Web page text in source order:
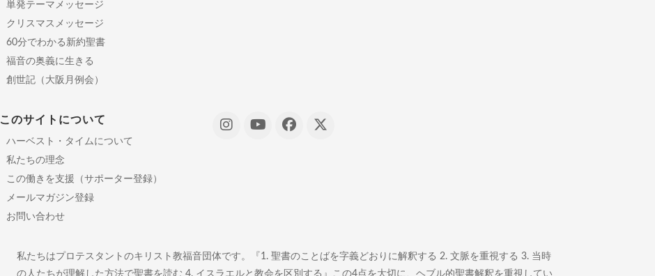
単発テーマメッセージ
クリスマスメッセージ
60分でわかる新約聖書
福音の奥義に生きる
創世記（大阪月例会）
このサイトについて
ハーベスト・タイムについて
私たちの理念
この働きを支援（サポーター登録）
メールマガジン登録
お問い合わせ
私たちはプロテスタントのキリスト教福音団体です。『1. 聖書のことばを字義どおりに解釈する 2. 文脈を重視する 3. 当時
の人たちが理解した方法で聖書を読む 4. イスラエルと教会を区別する』この4点を大切に、ヘブル的聖書解釈を重視してい